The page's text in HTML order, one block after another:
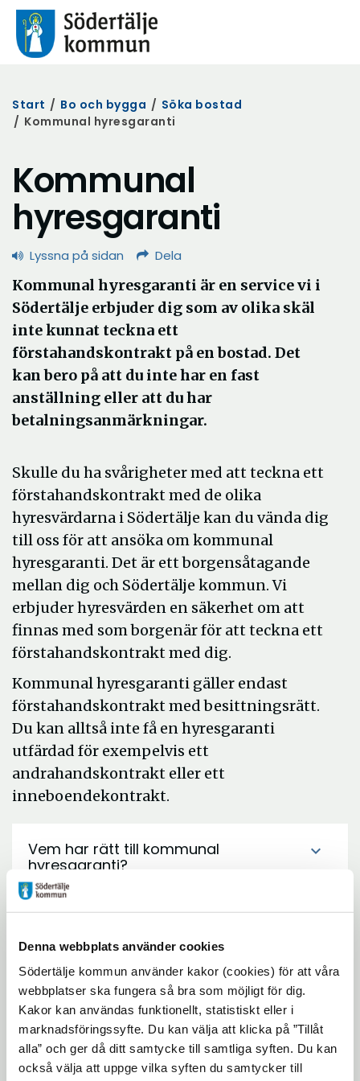
Denna webbplats använder cookies
Södertälje kommun använder kakor (cookies) för att våra
webbplatser ska fungera så bra som möjligt för dig.
Kakor kan användas funktionellt, statistiskt eller i
marknadsföringssyfte. Du kan välja att klicka på ”Tillåt
alla” och ger då ditt samtycke till samtliga syften. Du kan
också välja att uppge vilka syften du samtycker till
Start / Bo och bygga / Söka bostad
/ Kommunal hyresgaranti
Kommunal
hyresgaranti
Lyssna på sidan Dela
Kommunal hyresgaranti är en service vi i
Södertälje erbjuder dig som av olika skäl
inte kunnat teckna ett
förstahandskontrakt på en bostad. Det
kan bero på att du inte har en fast
anställning eller att du har
betalningsanmärkningar.
Skulle du ha svårigheter med att teckna ett
förstahandskontrakt med de olika
hyresvärdarna i Södertälje kan du vända dig
till oss för att ansöka om kommunal
hyresgaranti. Det är ett borgensåtagande
mellan dig och Södertälje kommun. Vi
erbjuder hyresvärden en säkerhet om att
finnas med som borgenär för att teckna ett
förstahandskontrakt med dig.
Kommunal hyresgaranti gäller endast
förstahandskontrakt med besittningsrätt.
Du kan alltså inte få en hyresgaranti
utfärdad för exempelvis ett
andrahandskontrakt eller ett
inneboendekontrakt.
Vem har rätt till kommunal
hyresgaranti?
expand_more
Vad händer när man fått ett
bifallsbeslut?
Jag har tecknat ett hyreskontrakt med